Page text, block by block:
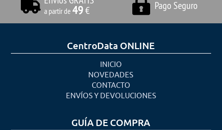
a partir de49€ Pago Seguro
CentroData ONLINE
INICIO
NOVEDADES
CONTACTO
ENVÍOS Y DEVOLUCIONES
GUÍA DE COMPRA